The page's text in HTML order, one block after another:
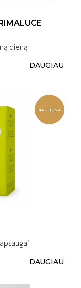
dieną!
DAUGIAU
NAUJIENA
DAUGIAU